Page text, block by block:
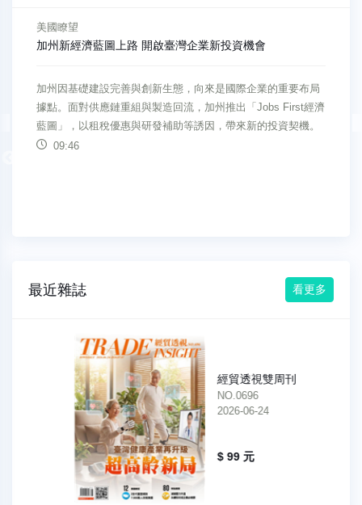
產業新知
十藝生技 深耕綠色保養價值
面對競爭激烈的保養品產業，十藝生技從醫學專業出發，以科
研為核心，堅持透明製程。從原料選擇到配方研發，都貫徹對
人體與環境的尊重，讓「無害」成為品牌最堅定的信念。
10:32
最近雜誌 看更多
經貿透視雙周刊
NO.0696
2026-06-24
$ 99 元